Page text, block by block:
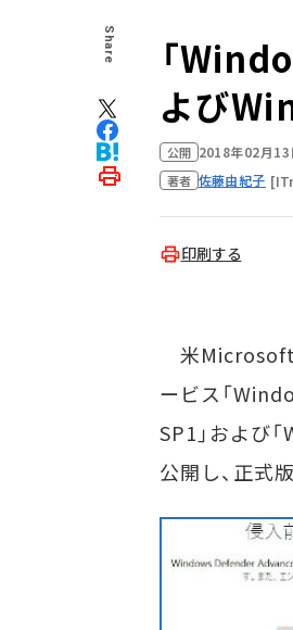
Share
「
よび
公開 2018年02月
著者 佐藤由紀子
印刷する
米Microsoft
ービス「
SP1」および
公開し、正式